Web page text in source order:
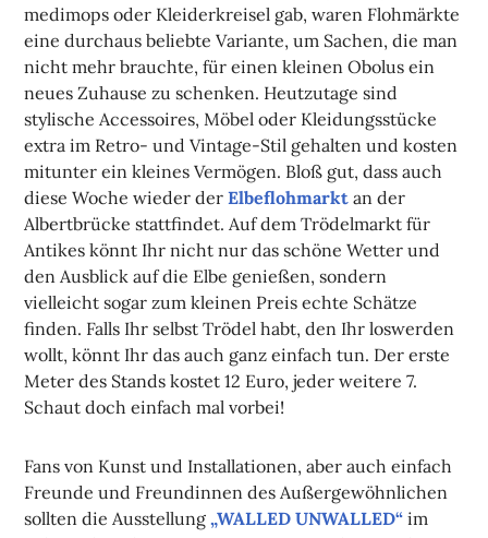
medimops oder Kleiderkreisel gab, waren Flohmärkte
eine durchaus beliebte Variante, um Sachen, die man
nicht mehr brauchte, für einen kleinen Obolus ein
neues Zuhause zu schenken. Heutzutage sind
stylische Accessoires, Möbel oder Kleidungsstücke
extra im Retro- und Vintage-Stil gehalten und kosten
mitunter ein kleines Vermögen. Bloß gut, dass auch
diese Woche wieder derElbeflohmarkt an der
Albertbrücke stattfindet. Auf dem Trödelmarkt für
Antikes könnt Ihr nicht nur das schöne Wetter und
den Ausblick auf die Elbe genießen, sondern
vielleicht sogar zum kleinen Preis echte Schätze
finden. Falls Ihr selbst Trödel habt, den Ihr loswerden
wollt, könnt Ihr das auch ganz einfach tun. Der erste
Meter des Stands kostet 12 Euro, jeder weitere 7.
Schaut doch einfach mal vorbei!
Fans von Kunst und Installationen, aber auch einfach
Freunde und Freundinnen des Außergewöhnlichen
sollten die Ausstellung„WALLED UNWALLED“ im